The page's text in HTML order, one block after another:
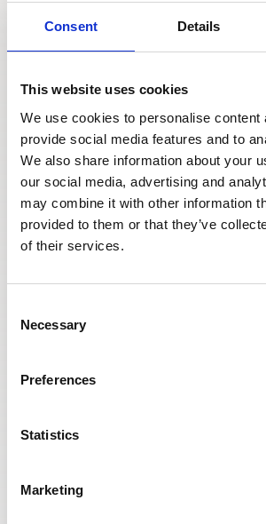
Consent Details
This website uses cookies
We use cookies to personalise content
provide social media features and to
We also share information about your
our social media, advertising and
may combine it with other information
provided to them or that they’ve
of their services.
Selection
Necessary
Preferences
Statistics
Marketing